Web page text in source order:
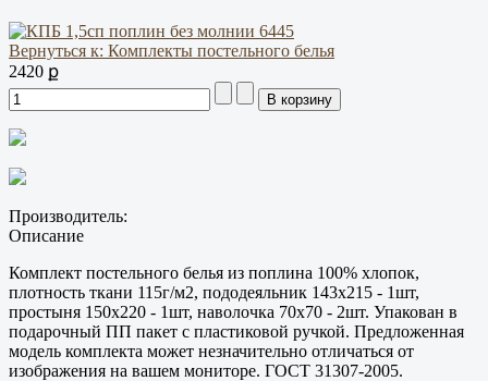
Вернуться к: Комплекты постельного белья
2420 ք
Производитель:
Описание
Комплект постельного белья из поплина 100% хлопок,
плотность ткани 115г/м2, пододеяльник 143х215 - 1шт,
простыня 150х220 - 1шт, наволочка 70х70 - 2шт. Упакован в
подарочный ПП пакет с пластиковой ручкой. Предложенная
модель комплекта может незначительно отличаться от
изображения на вашем мониторе. ГОСТ 31307-2005.